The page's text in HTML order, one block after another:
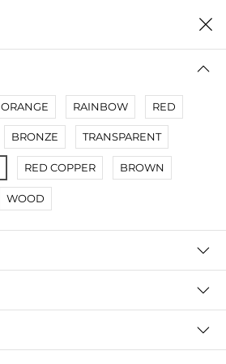
0
ORANGE RAINBOW RED
BRONZE TRANSPARENT
RED COPPER BROWN
WOOD